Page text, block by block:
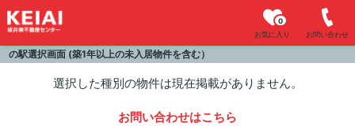
お気に入り
0
お問い合わせ
の駅選択画面 (築1年以上の未入居物件を含む）
選択した種別の物件は現在掲載がありません。
お問い合わせはこちら